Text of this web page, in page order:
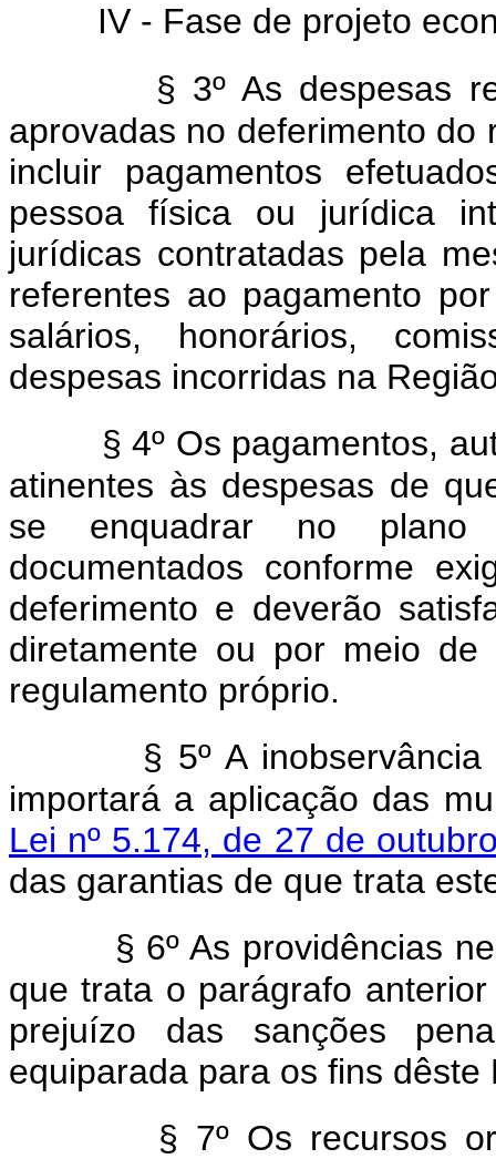
IV - Fase de projeto
§ 3º As despesas
aprovadas no deferimento do
incluir pagamentos
pessoa física ou jurídica
jurídicas contratadas pela
referentes ao pagamento
salários, honorários,
despesas incorridas na
§ 4º Os pagamentos,
atinentes às despesas de
se enquadrar no plano
documentados conforme
deferimento e deverão
diretamente ou por meio
regulamento próprio.
§ 5º A
importará a aplicação das
Lei nº 5.174, de 27 de
das garantias de que trata
§ 6º As providências
que trata o parágrafo
prejuízo das sanções
equiparada para os fins
§ 7º Os recursos